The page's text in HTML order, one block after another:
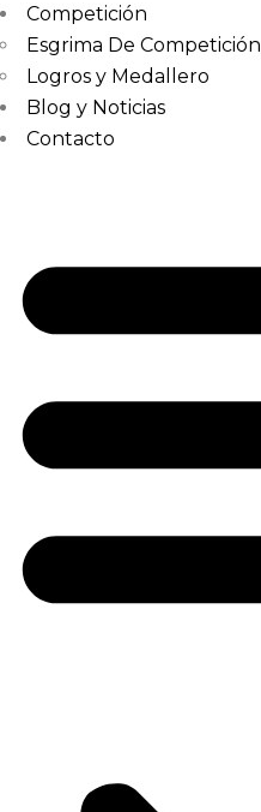
Competición
Esgrima De Competición
Logros y Medallero
Blog y Noticias
Contacto